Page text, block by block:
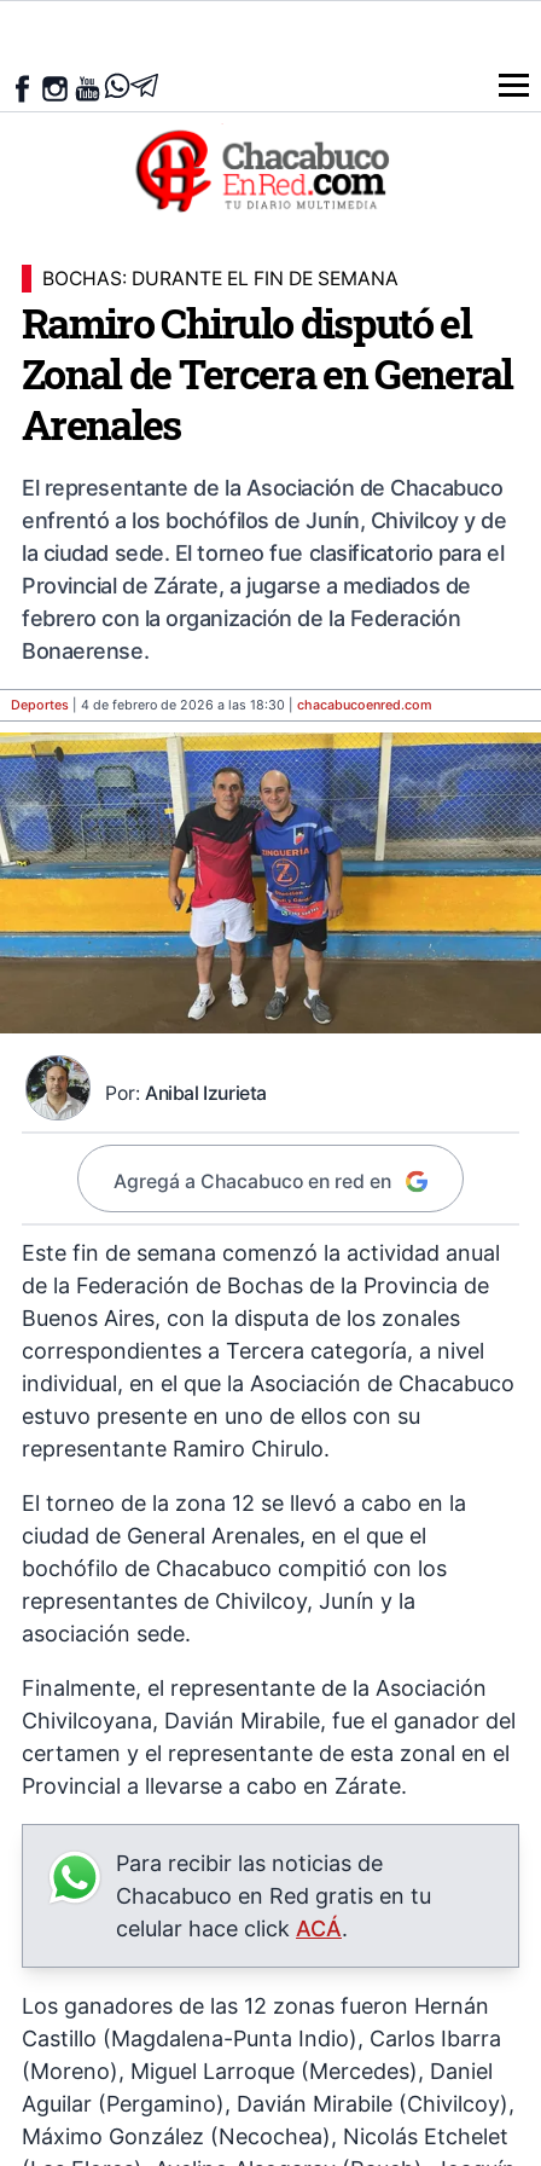
BOCHAS: DURANTE EL FIN DE SEMANA
Ramiro Chirulo disputó el
Zonal de Tercera en General
Arenales
El representante de la Asociación de Chacabuco
enfrentó a los bochófilos de Junín, Chivilcoy y de
la ciudad sede. El torneo fue clasificatorio para el
Provincial de Zárate, a jugarse a mediados de
febrero con la organización de la Federación
Bonaerense.
Deportes | 4 de febrero de 2026 a las 18:30 | chacabucoenred.com
Por: Anibal Izurieta
Agregá a Chacabuco en red en
Este fin de semana comenzó la actividad anual
de la Federación de Bochas de la Provincia de
Buenos Aires, con la disputa de los zonales
correspondientes a Tercera categoría, a nivel
individual, en el que la Asociación de Chacabuco
estuvo presente en uno de ellos con su
representante Ramiro Chirulo.
El torneo de la zona 12 se llevó a cabo en la
ciudad de General Arenales, en el que el
bochófilo de Chacabuco compitió con los
representantes de Chivilcoy, Junín y la
asociación sede.
Finalmente, el representante de la Asociación
Chivilcoyana, Davián Mirabile, fue el ganador del
certamen y el representante de esta zonal en el
Provincial a llevarse a cabo en Zárate.
Para recibir las noticias de
Chacabuco en Red gratis en tu
celular hace click ACÁ.
Los ganadores de las 12 zonas fueron Hernán
Castillo (Magdalena-Punta Indio), Carlos Ibarra
(Moreno), Miguel Larroque (Mercedes), Daniel
Aguilar (Pergamino), Davián Mirabile (Chivilcoy),
Máximo González (Necochea), Nicolás Etchelet